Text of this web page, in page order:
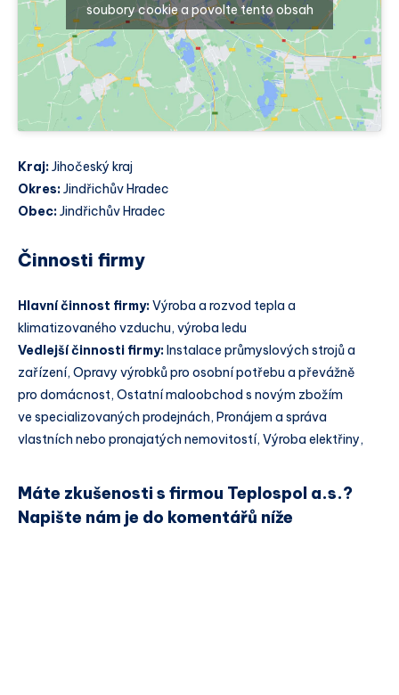
soubory cookie a povolte tento obsah
Kraj:Jihočeský kraj
Okres:Jindřichův Hradec
Obec:Jindřichův Hradec
Činnosti firmy
Hlavní činnost firmy:Výroba a rozvod tepla a
klimatizovaného vzduchu, výroba ledu
Vedlejší činnosti firmy:Instalace průmyslových strojů a
zařízení, Opravy výrobků pro osobní potřebu a převážně
pro domácnost, Ostatní maloobchod s novým zbožím
ve specializovaných prodejnách, Pronájem a správa
vlastních nebo pronajatých nemovitostí, Výroba elektřiny,
Máte zkušenosti s firmou Teplospol a.s.?
Napište nám je do komentářů níže